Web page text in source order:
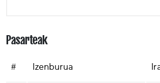
Pasarteak
# Izenburua